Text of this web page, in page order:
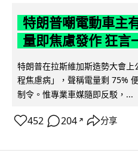
特朗普嘲電動車主
量即焦慮發作 狂言
特朗普在拉斯維加斯造勢大會
程焦慮病」，聲稱電量剩 75%
制令。惟專業車媒隨即反駁，...
452 204 ↗ 分享